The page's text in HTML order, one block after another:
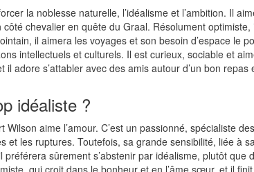
la noblesse naturelle, l’idéalisme et l’ambition. Il
chevalier en quête du Graal. Résolument
il aimera les voyages et son besoin d’espace le
intellectuels et culturels. Il est curieux, sociable et
il adore s’attabler avec des amis autour d’un bon repas
idéaliste ?
aime l’amour. C’est un passionné, spécialiste
et les ruptures. Toutefois, sa grande sensibilité, liée à
sûrement s’abstenir par idéalisme, plutôt que